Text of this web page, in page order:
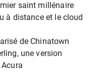
saint millénaire
à distance et le cloud
de Chinatown
une version